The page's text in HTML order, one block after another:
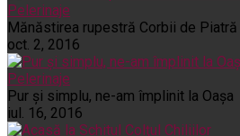
Pelerinaje
Mănăstirea rupestră Corbii de Piatră
oct. 2, 2016
Pelerinaje
Pur şi simplu, ne-am împlinit la Oaşa
iul. 16, 2016